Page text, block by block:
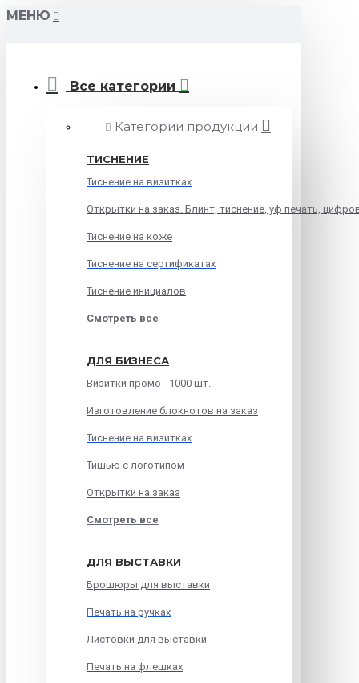
МЕНЮ
Все категории
Категории продукции
ТИСНЕНИЕ
Тиснение на визитках
Открытки на заказ. Блинт, тиснение, уф печать,
Тиснение на коже
Тиснение на сертификатах
Тиснение инициалов
Смотреть все
ДЛЯ БИЗНЕСА
Визитки промо - 1000 шт.
Изготовление блокнотов на заказ
Тиснение на визитках
Тишью с логотипом
Открытки на заказ
Смотреть все
ДЛЯ ВЫСТАВКИ
Брошюры для выставки
Печать на ручках
Листовки для выставки
Печать на флешках